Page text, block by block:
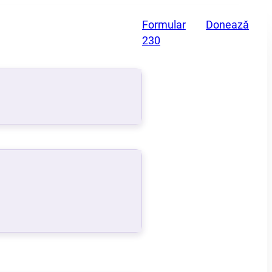
Formular
230
Donează